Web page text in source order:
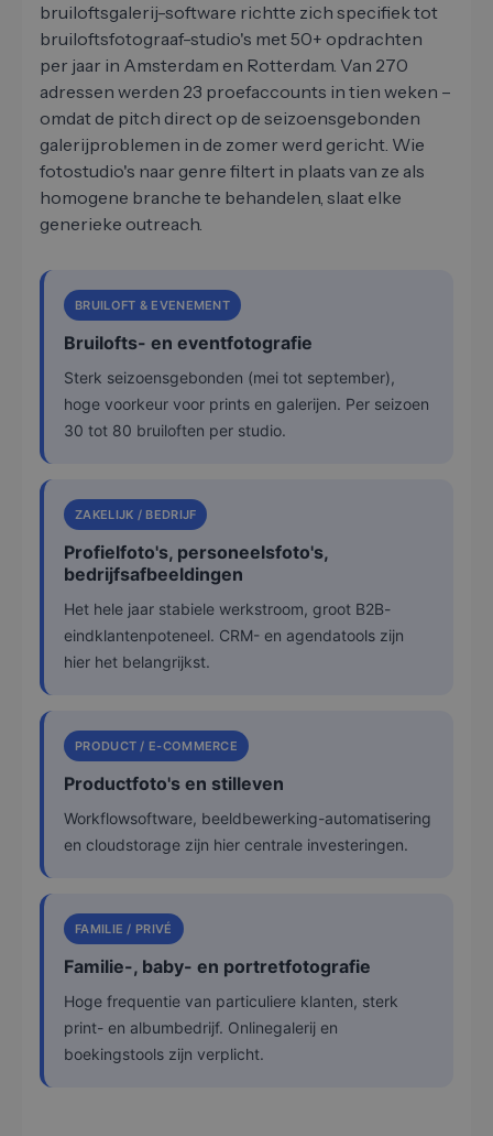
bruiloftsgalerij-software richtte zich specifiek tot
bruiloftsfotograaf-studio's met 50+ opdrachten
per jaar in Amsterdam en Rotterdam. Van 270
adressen werden 23 proefaccounts in tien weken –
omdat de pitch direct op de seizoensgebonden
galerijproblemen in de zomer werd gericht. Wie
fotostudio's naar genre filtert in plaats van ze als
homogene branche te behandelen, slaat elke
generieke outreach.
BRUILOFT & EVENEMENT
Bruilofts- en eventfotografie
Sterk seizoensgebonden (mei tot september),
hoge voorkeur voor prints en galerijen. Per seizoen
30 tot 80 bruiloften per studio.
ZAKELIJK / BEDRIJF
Profielfoto's, personeelsfoto's,
bedrijfsafbeeldingen
Het hele jaar stabiele werkstroom, groot B2B-
eindklantenpoteneel. CRM- en agendatools zijn
hier het belangrijkst.
PRODUCT / E-COMMERCE
Productfoto's en stilleven
Workflowsoftware, beeldbewerking-automatisering
en cloudstorage zijn hier centrale investeringen.
FAMILIE / PRIVÉ
Familie-, baby- en portretfotografie
Hoge frequentie van particuliere klanten, sterk
print- en albumbedrijf. Onlinegalerij en
boekingstools zijn verplicht.